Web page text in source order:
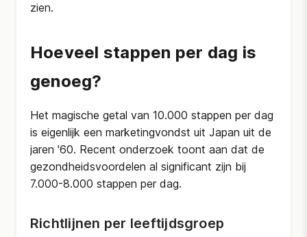
zien.
Hoeveel stappen per dag is
genoeg?
Het magische getal van 10.000 stappen per dag
is eigenlijk een marketingvondst uit Japan uit de
jaren '60. Recent onderzoek toont aan dat de
gezondheidsvoordelen al significant zijn bij
7.000-8.000 stappen per dag.
Richtlijnen per leeftijdsgroep